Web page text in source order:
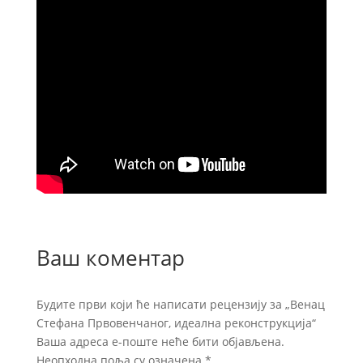
Ваш коментар
Будите први који ће написати рецензију за „Венац
Стефана Првовенчаног, идеална реконструкција“
Ваша адреса е-поште неће бити објављена.